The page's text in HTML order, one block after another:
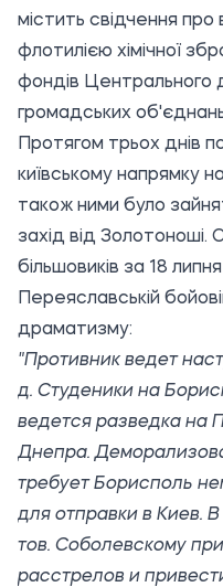
містить свідчення
флотилією хімічної
фондів Центрального
громадських
Протягом трьох днів
київському напрямку
також ними було
захід від Золотоноші.
більшовиків за 18
Переяславській
драматизму:
"Противник ведет
д. Студеники на
ведется разведка на
Днепра.
требует Борисполь
для отправки в Киев.
тов. Соболевскому
расстрелов и